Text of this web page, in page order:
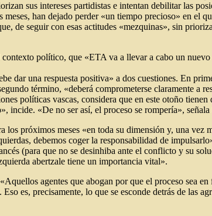
sus intereses partidistas e intentan debilitar las
han dejado perder «un tiempo precioso» en el
de seguir con esas actitudes «mezquinas», sin
político, que «ETA va a llevar a cabo un
dar una respuesta positiva» a dos cuestiones. En
término, «deberá comprometerse claramente a
políticas vascas, considera que en este otoño
incide. «De no ser así, el proceso se rompería»,
los próximos meses «en toda su dimensión y, una
debemos coger la responsabilidad de
(para que no se desinhiba ante el conflicto y su
abertzale tiene un importancia vital».
agentes que abogan por que el proceso sea
es, precisamente, lo que se esconde detrás de las